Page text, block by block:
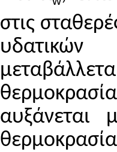
στις
αυξάνεται